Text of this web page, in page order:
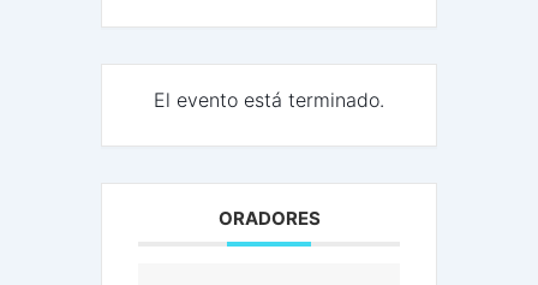
El evento está terminado.
ORADORES